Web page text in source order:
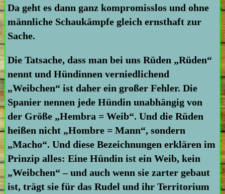
Da geht es dann ganz kompromisslos und ohne
männliche Schaukämpfe gleich ernsthaft zur
Sache.
Die Tatsache, dass man bei uns Rüden „Rüden“
nennt und Hündinnen verniedlichend
„Weibchen“ ist daher ein großer Fehler. Die
Spanier nennen jede Hündin unabhängig von
der Größe „Hembra = Weib“. Und die Rüden
heißen nicht „Hombre = Mann“, sondern
„Macho“. Und diese Bezeichnungen erklären im
Prinzip alles: Eine Hündin ist ein Weib, kein
„Weibchen“ – und auch wenn sie zarter gebaut
ist, trägt sie für das Rudel und ihr Territorium